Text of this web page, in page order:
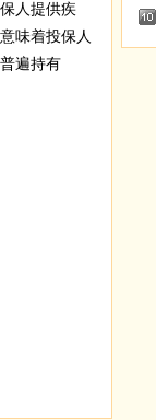
人提供疾
味着投保人
遍持有